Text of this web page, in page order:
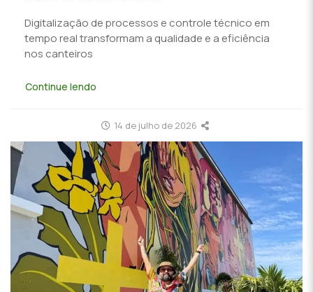
Digitalização de processos e controle técnico em
tempo real transformam a qualidade e a eficiência
nos canteiros
Continue lendo
14 de julho de 2026